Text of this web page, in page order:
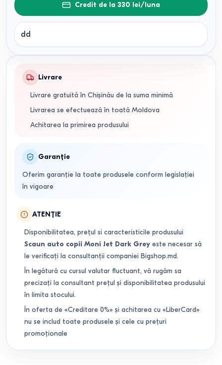
Credit de la 330 lei/luna
dd
Livrare
Livrare gratuită în Chișinău de la suma minimă
Livrarea se efectuează în toată Moldova
Achitarea la primirea produsului
Garanție
Oferim garanție la toate produsele conform legislației
în vigoare
ATENȚIE
Disponibilitatea, prețul si caracteristicile produsului
Scaun auto copii Moni Jet Dark Grey este necesar să
le verificați la consultanții companiei Bigshop.md.
În legătură cu cursul valutar fluctuant, vă rugăm sa
precizați la consultant prețul și disponibilitatea produsului
în limita stocului.
În oferta de «Creditare 0%» și achitarea cu «LiberCard»
nu se includ toate produsele și cele cu prețuri
promoționale